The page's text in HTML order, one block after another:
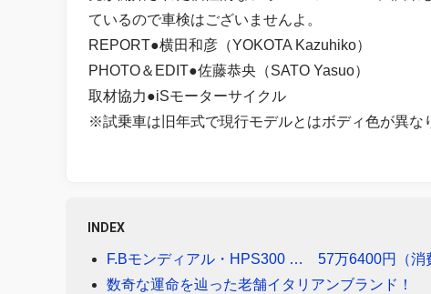
ているので車検はございませんよ。
REPORT●横田和彦（YOKOTA Kazuhiko）
PHOTO＆EDIT●佐藤恭央（SATO Yasuo）
取材協力●iSモーターサイクル
※試乗車は旧年式で現行モデルとはボディ色が異な
INDEX
F.Bモンディアル・HPS300 … 57万6400円（消
数奇な運命を辿った老舗イタリアンブランド！